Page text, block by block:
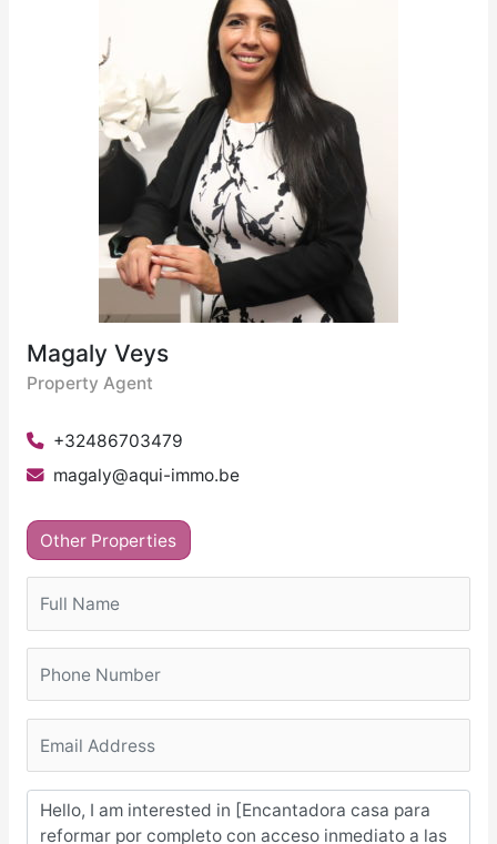
Magaly Veys
Property Agent
+32486703479
magaly@aqui-immo.be
Other Properties